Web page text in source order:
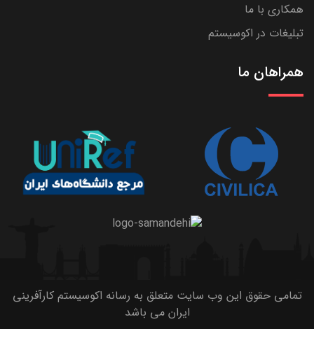
همکاری با ما
تبلیغات در اکوسیستم
همراهان ما
تمامی حقوق این وب سایت متعلق به رسانه اکوسیستم کارآفرینی
ایران می باشد